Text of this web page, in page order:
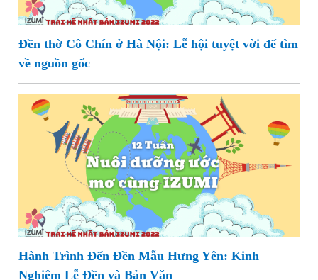
Đền thờ Cô Chín ở Hà Nội: Lễ hội tuyệt vời để tìm
về nguồn gốc
Hành Trình Đến Đền Mẫu Hưng Yên: Kinh
Nghiệm Lễ Đền và Bản Văn